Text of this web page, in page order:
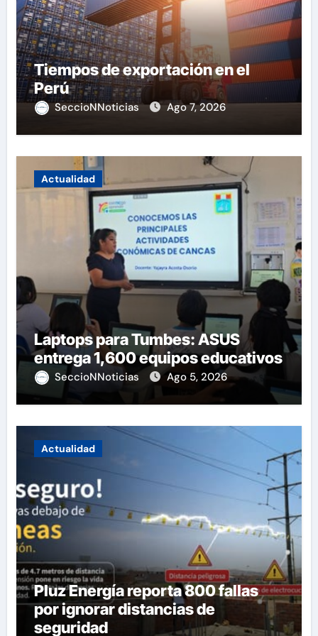
Tiempos de exportación en el
Perú
SeccioNNoticias Ago 7, 2026
Actualidad
Laptops para Tumbes: ASUS
entrega 1,600 equipos educativos
SeccioNNoticias Ago 5, 2026
Actualidad
Pluz Energía reporta 800 fallas
por ignorar distancias de
seguridad